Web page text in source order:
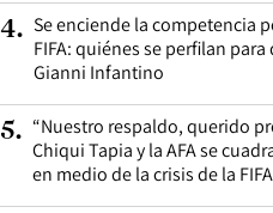
4. Se enciende la competencia
FIFA: quiénes se perfilan para
Gianni Infantino
5. “Nuestro respaldo, querido
Chiqui Tapia y la AFA se
en medio de la crisis de la FIFA